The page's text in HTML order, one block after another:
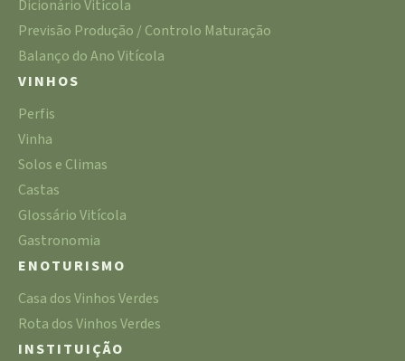
Dicionário Vitícola
Previsão Produção / Controlo Maturação
Balanço do Ano Vitícola
VINHOS
Perfis
Vinha
Solos e Climas
Castas
Glossário Vitícola
Gastronomia
ENOTURISMO
Casa dos Vinhos Verdes
Rota dos Vinhos Verdes
INSTITUIÇÃO